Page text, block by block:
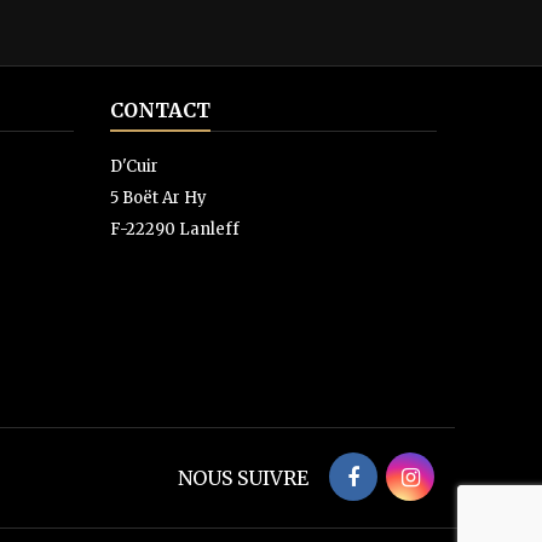
CONTACT
D'Cuir
5 Boët Ar Hy
F-22290 Lanleff
NOUS SUIVRE